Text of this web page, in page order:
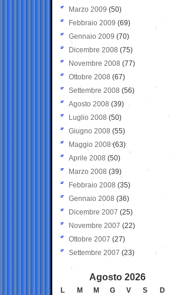
Marzo 2009 (50)
Febbraio 2009 (69)
Gennaio 2009 (70)
Dicembre 2008 (75)
Novembre 2008 (77)
Ottobre 2008 (67)
Settembre 2008 (56)
Agosto 2008 (39)
Luglio 2008 (50)
Giugno 2008 (55)
Maggio 2008(63)
Aprile 2008 (50)
Marzo 2008 (39)
Febbraio 2008 (35)
Gennaio 2008 (36)
Dicembre 2007 (25)
Novembre 2007 (22)
Ottobre 2007 (27)
Settembre 2007 (23)
Agosto 2026
L M M G V S
D